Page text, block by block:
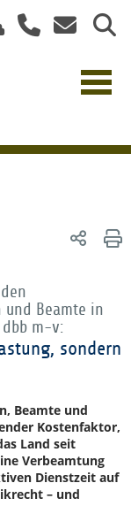
und Beamte in
m-v:
sondern
Beamte und
Kostenfaktor,
Land seit
Verbeamtung
Dienstzeit auf
– und